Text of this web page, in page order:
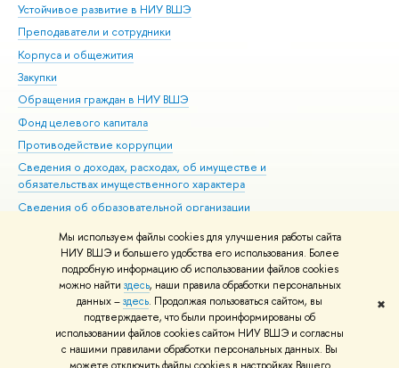
Мы используем файлы cookies для улучшения работы сайта
НИУ ВШЭ и большего удобства его использования. Более
подробную информацию об использовании файлов cookies
можно найти здесь, наши правила обработки персональных
данных –здесь. Продолжая пользоваться сайтом, вы
подтверждаете, что были проинформированы об
использовании файлов cookies сайтом НИУ ВШЭ и согласны
с нашими правилами обработки персональных данных. Вы
✖
Устойчивое развитие в НИУ ВШЭ
Преподаватели и сотрудники
Корпуса и общежития
Закупки
Обращения граждан в НИУ ВШЭ
Фонд целевого капитала
Противодействие коррупции
Сведения о доходах, расходах, об имуществе и
обязательствах имущественного характера
Сведения об образовательной организации
Людям с ограниченными возможностями здоровья
Единая платежная страница
Работа в Вышке
© НИУ ВШЭ 1993–2026 Адреса и контакты Условия использования
материалов Политика конфиденциальности Карта сайта